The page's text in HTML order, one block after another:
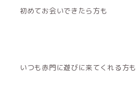
初めてお会いできたら方も
いつも赤門に遊びに来てくれる方も